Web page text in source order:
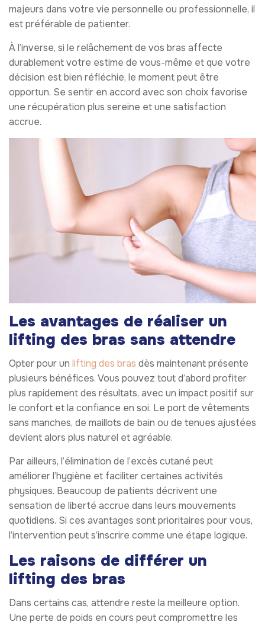
majeurs dans votre vie personnelle ou professionnelle, il
est préférable de patienter.
À l’inverse, si le relâchement de vos bras affecte
durablement votre estime de vous-même et que votre
décision est bien réfléchie, le moment peut être
opportun. Se sentir en accord avec son choix favorise
une récupération plus sereine et une satisfaction
accrue.
Les avantages de réaliser un
lifting des bras sans attendre
Opter pour un lifting des bras dès maintenant présente
plusieurs bénéfices. Vous pouvez tout d’abord profiter
plus rapidement des résultats, avec un impact positif sur
le confort et la confiance en soi. Le port de vêtements
sans manches, de maillots de bain ou de tenues ajustées
devient alors plus naturel et agréable.
Par ailleurs, l’élimination de l’excès cutané peut
améliorer l’hygiène et faciliter certaines activités
physiques. Beaucoup de patients décrivent une
sensation de liberté accrue dans leurs mouvements
quotidiens. Si ces avantages sont prioritaires pour vous,
l’intervention peut s’inscrire comme une étape logique.
Les raisons de différer un
lifting des bras
Dans certains cas, attendre reste la meilleure option.
Une perte de poids en cours peut compromettre les